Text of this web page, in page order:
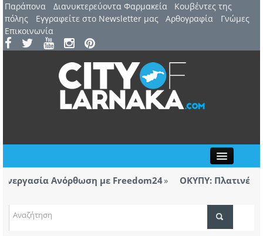
Παράπονα Διανυκτερεύοντα Φαρμακεία
Kουβέντες της
πόλης
Εγγραφείτε στο Newsletter μας Αρθογραφία
Γνώμες
Επικοινωνία
ΤΟΠΙΚΑ ΝΕΑ
Ανόρθωση με Freedom24
ΟΚΥΠΥ: Πλατινένια
Ανόρθωση με Freedom24